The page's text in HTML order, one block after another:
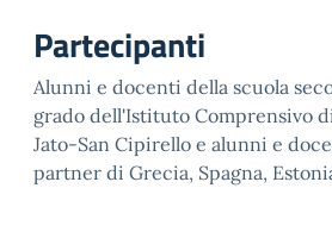
Partecipanti
Alunni e docenti della scuola
grado dell'Istituto Comprensivo
Jato-San Cipirello e alunni e
partner di Grecia, Spagna,